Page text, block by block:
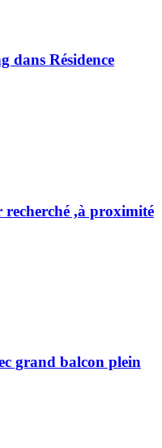
dans Résidence
,à proximité
grand balcon plein